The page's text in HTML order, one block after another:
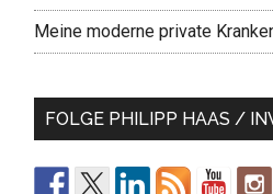
Meine moderne private
FOLGE PHILIPP HAAS /